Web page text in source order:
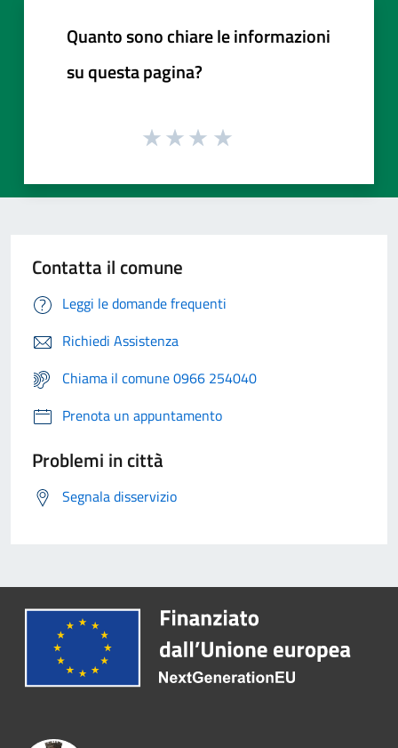
Quanto sono chiare le informazioni
su questa pagina?
Contatta il comune
Leggi le domande frequenti
Richiedi Assistenza
Chiama il comune 0966 254040
Prenota un appuntamento
Problemi in città
Segnala disservizio